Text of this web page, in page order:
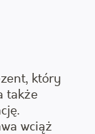
który
także
wciąż